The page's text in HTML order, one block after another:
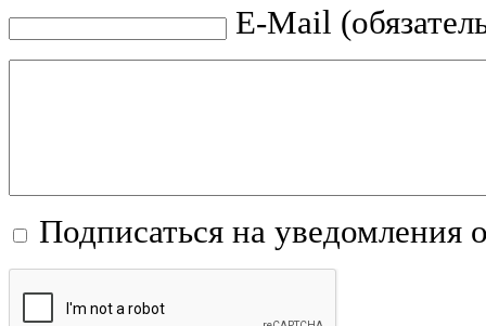
E-Mail
Подписаться на уведомления